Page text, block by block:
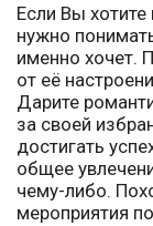
Если Вы
нужно
именно хочет.
от её
Дарите
за своей
достигать
общее
чему-либо.
мероприятия